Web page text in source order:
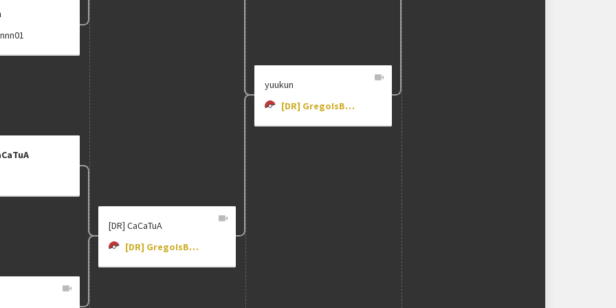
[DR] CaCaTuA
[DR] GregoIsBack_
yuukun
[DR] GregoIsBack_